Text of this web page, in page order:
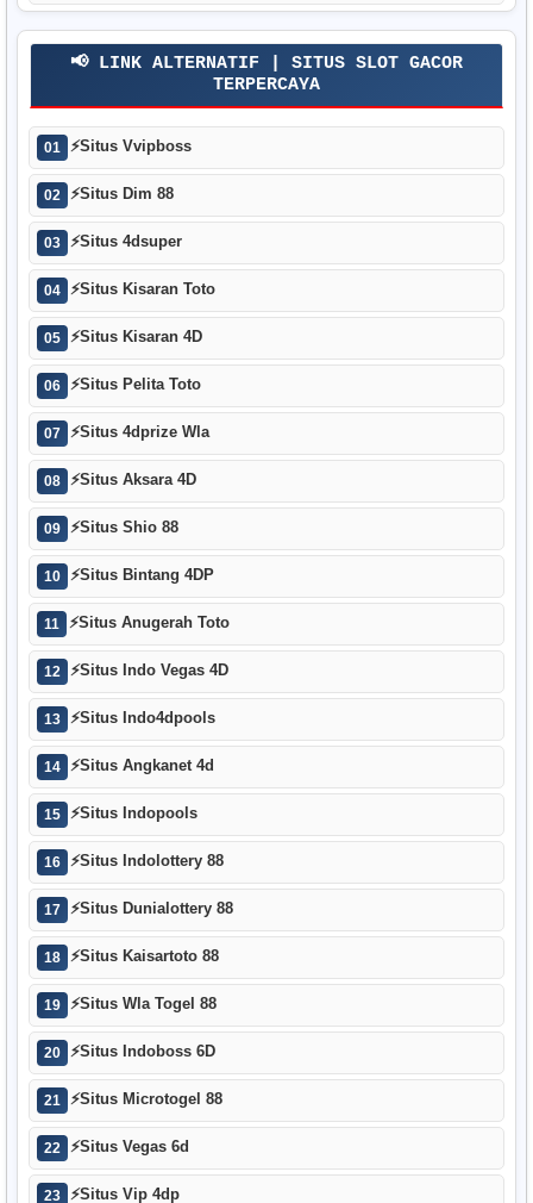
📢 LINK ALTERNATIF | SITUS SLOT GACOR
TERPERCAYA
01 ⚡Situs Vvipboss
02 ⚡Situs Dim 88
03 ⚡Situs 4dsuper
04 ⚡Situs Kisaran Toto
05 ⚡Situs Kisaran 4D
06 ⚡Situs Pelita Toto
07 ⚡Situs 4dprize Wla
08 ⚡Situs Aksara 4D
09 ⚡Situs Shio 88
10 ⚡Situs Bintang 4DP
11 ⚡Situs Anugerah Toto
12 ⚡Situs Indo Vegas 4D
13 ⚡Situs Indo4dpools
14 ⚡Situs Angkanet 4d
15 ⚡Situs Indopools
16 ⚡Situs Indolottery 88
17 ⚡Situs Dunialottery 88
18 ⚡Situs Kaisartoto 88
19 ⚡Situs Wla Togel 88
20 ⚡Situs Indoboss 6D
21 ⚡Situs Microtogel 88
22 ⚡Situs Vegas 6d
23 ⚡Situs Vip 4dp